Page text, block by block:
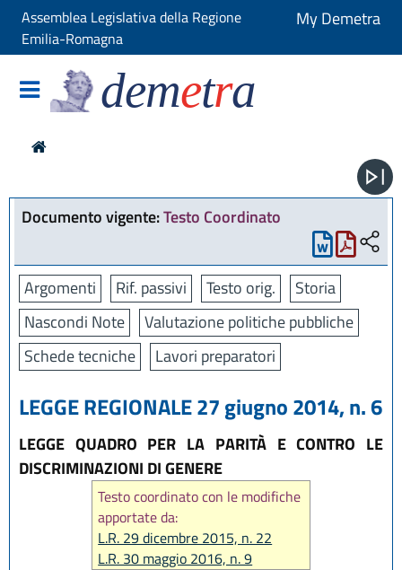
Assemblea Legislativa della Regione
Emilia-Romagna
My Demetra
demetra
Documento vigente:Testo Coordinato
Argomenti Rif. passivi Testo orig.
Storia
Nascondi Note
Valutazione politiche pubbliche
Schede tecniche
Lavori preparatori
LEGGE REGIONALE 27 giugno 2014, n. 6
LEGGE QUADRO PER LA PARITÀ E CONTRO LE
DISCRIMINAZIONI DI GENERE
Testo coordinato con le modifiche
apportate da:
L.R. 29 dicembre 2015, n. 22
L.R. 30 maggio 2016, n. 9